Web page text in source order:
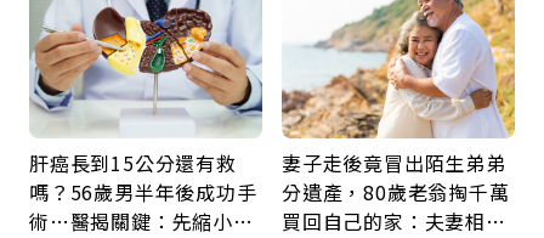
肝癌長到15公分還有救
嗎？56歲男半年後成功手
術…醫揭關鍵：先縮小腫
妻子走後竟冒出陌生弟弟
分遺產，80歲老翁掏千萬
買回自己的家：夫妻相守